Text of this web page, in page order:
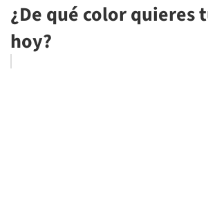
¿De qué color quieres
hoy?